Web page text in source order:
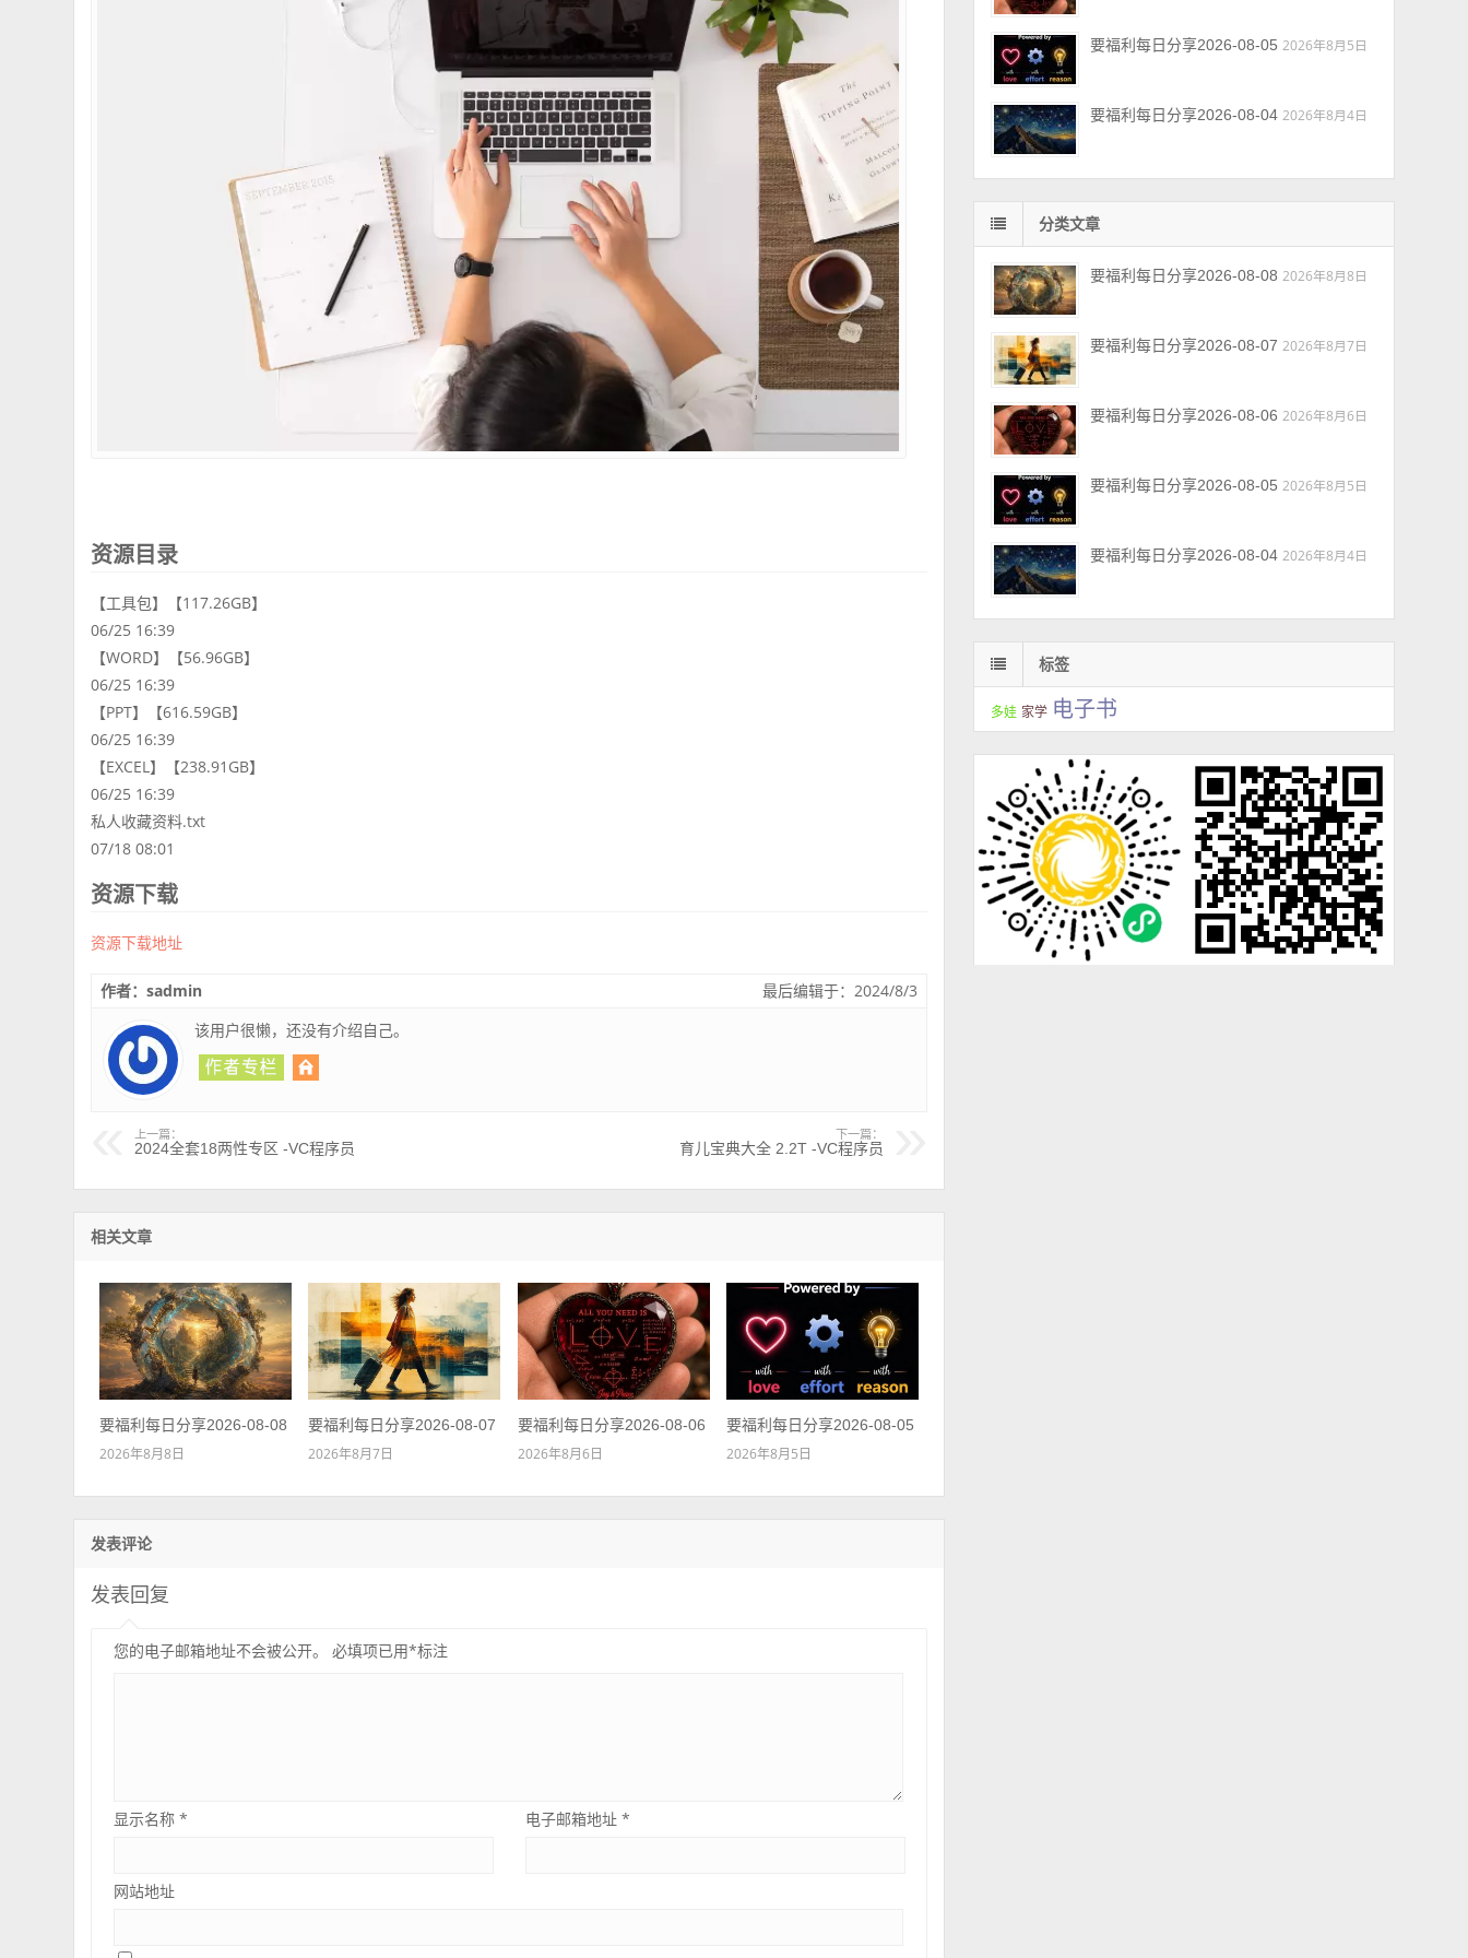
资源目录
【工具包】【117.26GB】
06/25 16:39
【WORD】【56.96GB】
06/25 16:39
【PPT】【616.59GB】
06/25 16:39
【EXCEL】【238.91GB】
06/25 16:39
私人收藏资料.txt
07/18 08:01
资源下载
资源下载地址
最后编辑于：2024/8/3
作者：sadmin
该用户很懒，还没有介绍自己。
上一篇：
2024全套18两性专区 -VC程序员
下一篇：
育儿宝典大全 2.2T -VC程序员
相关文章
要福利每日分享2026-08-08
2026年8月8日
要福利每日分享2026-08-07
2026年8月7日
要福利每日分享2026-08-06
2026年8月6日
要福利每日分享2026-08-05
2026年8月5日
发表评论
发表回复
您的电子邮箱地址不会被公开。 必填项已用*标注
显示名称* 电子邮箱地址 *
网站地址
要福利每日分享2026-08-05 2026年8月5日
要福利每日分享2026-08-04 2026年8月4日
分类文章
要福利每日分享2026-08-08 2026年8月8日
要福利每日分享2026-08-07 2026年8月7日
要福利每日分享2026-08-06 2026年8月6日
要福利每日分享2026-08-05 2026年8月5日
要福利每日分享2026-08-04 2026年8月4日
标签
多娃 家学 电子书